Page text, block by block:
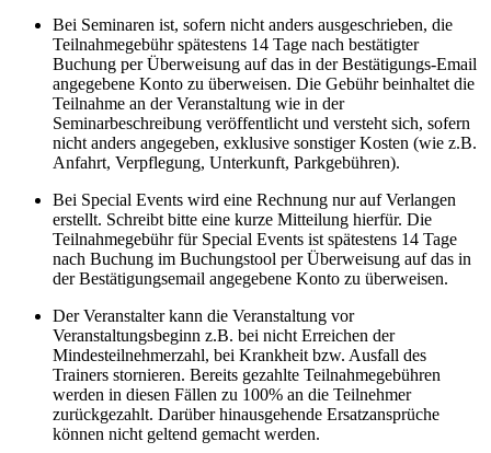
Bei Seminaren ist, sofern nicht anders ausgeschrieben, die
Teilnahmegebühr spätestens 14 Tage nach bestätigter
Buchung per Überweisung auf das in der Bestätigungs-Email
angegebene Konto zu überweisen. Die Gebühr beinhaltet die
Teilnahme an der Veranstaltung wie in der
Seminarbeschreibung veröffentlicht und versteht sich, sofern
nicht anders angegeben, exklusive sonstiger Kosten (wie z.B.
Anfahrt, Verpflegung, Unterkunft, Parkgebühren).
Bei Special Events wird eine Rechnung nur auf Verlangen
erstellt. Schreibt bitte eine kurze Mitteilung hierfür. Die
Teilnahmegebühr für Special Events ist spätestens 14 Tage
nach Buchung im Buchungstool per Überweisung auf das in
der Bestätigungsemail angegebene Konto zu überweisen.
Der Veranstalter kann die Veranstaltung vor
Veranstaltungsbeginn z.B. bei nicht Erreichen der
Mindesteilnehmerzahl, bei Krankheit bzw. Ausfall des
Trainers stornieren. Bereits gezahlte Teilnahmegebühren
werden in diesen Fällen zu 100% an die Teilnehmer
zurückgezahlt. Darüber hinausgehende Ersatzansprüche
können nicht geltend gemacht werden.